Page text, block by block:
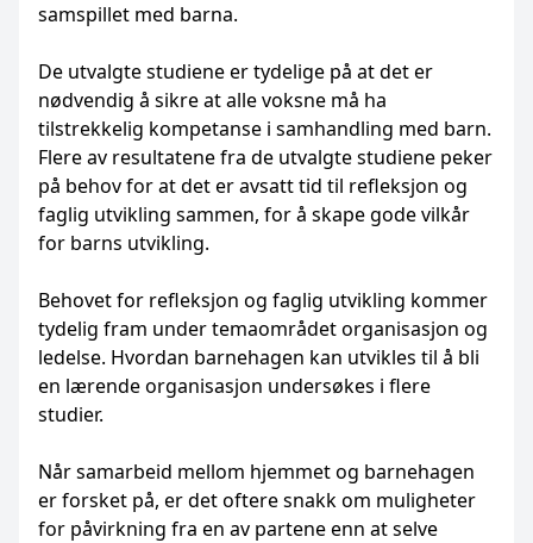
samspillet med barna.
De utvalgte studiene er tydelige på at det er
nødvendig å sikre at alle voksne må ha
tilstrekkelig kompetanse i samhandling med barn.
Flere av resultatene fra de utvalgte studiene peker
på behov for at det er avsatt tid til refleksjon og
faglig utvikling sammen, for å skape gode vilkår
for barns utvikling.
Behovet for refleksjon og faglig utvikling kommer
tydelig fram under temaområdet organisasjon og
ledelse. Hvordan barnehagen kan utvikles til å bli
en lærende organisasjon undersøkes i flere
studier.
Når samarbeid mellom hjemmet og barnehagen
er forsket på, er det oftere snakk om muligheter
for påvirkning fra en av partene enn at selve